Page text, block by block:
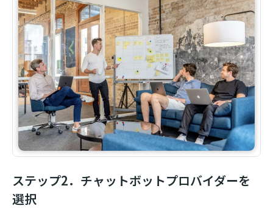
ステップ2．チャットボットプロバイダーを
選択